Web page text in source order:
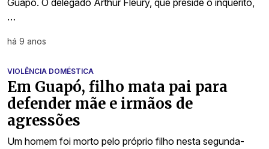
Guapó. O delegado Arthur Fleury, que preside o inquérito,
…
há 9 anos
VIOLÊNCIA DOMÉSTICA
Em Guapó, filho mata pai para
defender mãe e irmãos de
agressões
Um homem foi morto pelo próprio filho nesta segunda-